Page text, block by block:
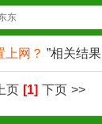
上网？ ”相关结果
上页 [1] 下页 >>